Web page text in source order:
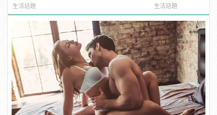
生活話題
《PEOPLE》時
男人！
生活話題